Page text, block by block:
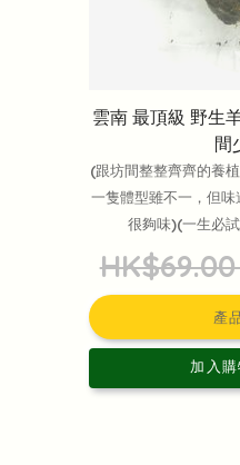
雲南 最頂級 野生
間
(跟坊間整整齊齊的養
一隻體型雖不一，但
很夠味)(一生必
產
加入